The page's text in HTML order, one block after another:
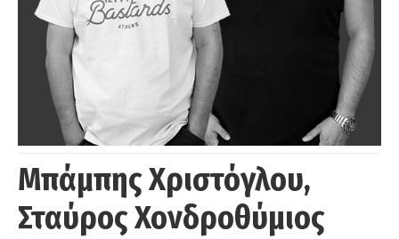
Μπάμπης Χριστόγλου,
Σταύρος Χονδροθύμιος